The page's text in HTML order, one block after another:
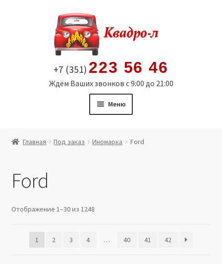
содержимому
+7 (351) 223 56 46
Ждём Ваших звонков с 9:00 до 21:00
Меню
Мой аккаунт
Политика в отношении обработки персональных
Производители
Главная Под заказ Иномарка Ford
Ford
Отображение 1–30 из 1248
1 2 3 4 … 40 41 42